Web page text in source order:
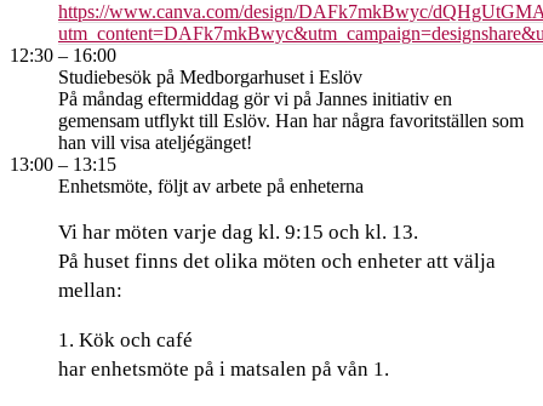
https://www.canva.com/design/DAFk7mkBwyc/
12:30 – 16:00
Studiebesök på Medborgarhuset i Eslöv
På måndag eftermiddag gör vi på Jannes initiativ en
gemensam utflykt till Eslöv. Han har några favoritställen som
han vill visa ateljégänget!
13:00 – 13:15
Enhetsmöte, följt av arbete på enheterna
Vi har möten varje dag kl. 9:15 och kl. 13.
På huset finns det olika möten och enheter att välja
mellan:
1. Kök och café
har enhetsmöte på i matsalen på vån 1.